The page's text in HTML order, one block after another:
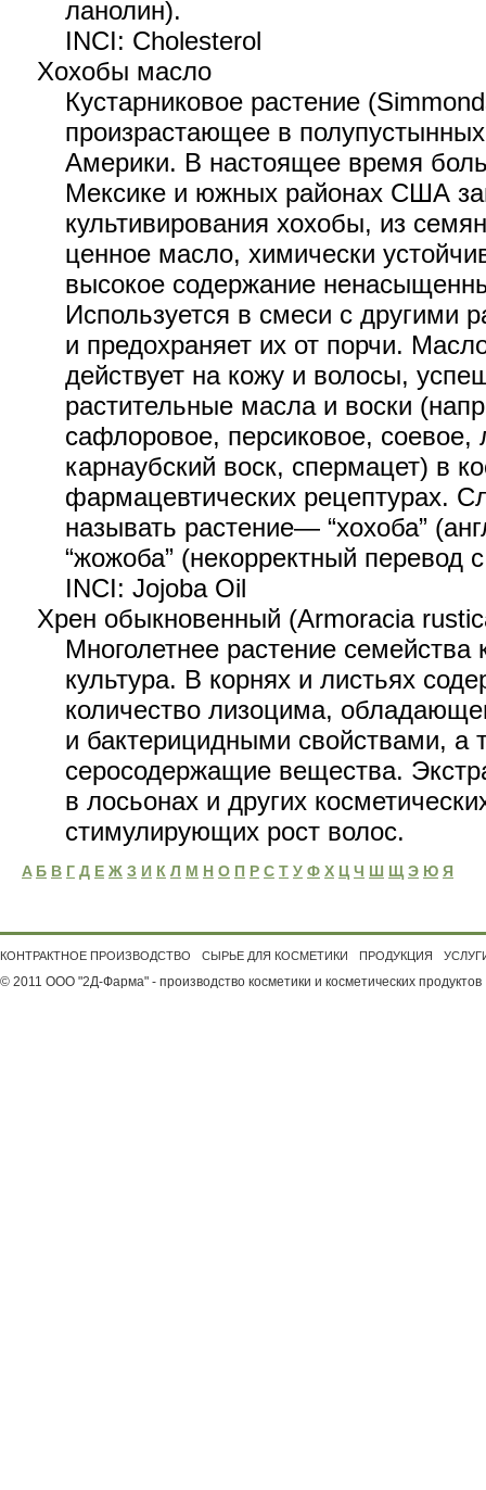
ланолин).
INCI: Cholesterol
Хохобы масло
Кустарниковое растение
произрастающее в
Америки. В настоящее время
Мексике и южных районах США
культивирования хохобы, из
ценное масло, химически
высокое содержание
Используется в смеси с другими
и предохраняет их от порчи.
действует на кожу и волосы,
растительные масла и воски
сафлоровое, персиковое,
карнаубский воск, спермацет) в
фармацевтических рецептурах.
называть растение— “хохоба”
“жожоба” (некорректный перевод
INCI: Jojoba Oil
Хрен обыкновенный (Armoracia
Многолетнее растение
культура. В корнях и листьях
количество лизоцима,
и бактерицидными свойствами, а
серосодержащие вещества.
в лосьонах и других
стимулирующих рост волос.
A Б B Г Д Е Ж З И К Л М Н O П Р C Т У Ф Х Ц Ч Ш Щ Э Ю Я
КОНТРАКТНОЕ ПРОИЗВОДСТВО СЫРЬЕ ДЛЯ КОСМЕТИКИ ПРОДУКЦИЯ
© 2011 ООО "2Д-Фарма" - производство косметики и косметических продуктов